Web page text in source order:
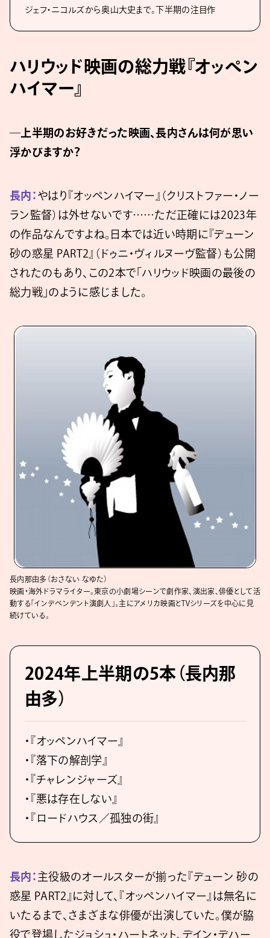
ジェフ・ニコルズから奥山大史まで。下半期の注目作
ハリウッド映画の総力戦『オッペン
ハイマー』
―上半期のお好きだった映画、長内さんは何が思い
浮かびますか？
長内： やはり『オッペンハイマー』（クリストファー・ノー
ラン監督）は外せないです……ただ正確には2023年
の作品なんですよね。日本では近い時期に『デューン
砂の惑星 PART2』（ドゥニ・ヴィルヌーヴ監督）も公開
されたのもあり、この2本で「ハリウッド映画の最後の
総力戦」のように感じました。
長内那由多（おさない なゆた）
映画・海外ドラマライター。東京の小劇場シーンで劇作家、演出家、俳優として活
動する「インデペンデント演劇人」。主にアメリカ映画とTVシリーズを中心に見
続けている。
2024年上半期の5本（長内那
由多）
・『オッペンハイマー』
・『落下の解剖学』
・『チャレンジャーズ』
・『悪は存在しない』
・『ロードハウス／孤独の街』
長内： 主役級のオールスターが揃った『デューン 砂の
惑星 PART2』に対して、『オッペンハイマー』は無名に
いたるまで、さまざまな俳優が出演していた。僕が脇
役で登場したジョシュ・ハートネット、デイン・デハー